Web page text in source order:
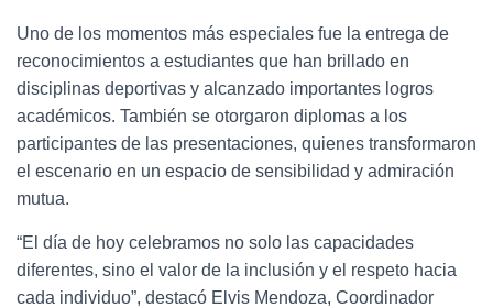
Uno de los momentos más especiales fue la entrega de
reconocimientos a estudiantes que han brillado en
disciplinas deportivas y alcanzado importantes logros
académicos. También se otorgaron diplomas a los
participantes de las presentaciones, quienes transformaron
el escenario en un espacio de sensibilidad y admiración
mutua.
“El día de hoy celebramos no solo las capacidades
diferentes, sino el valor de la inclusión y el respeto hacia
cada individuo”, destacó Elvis Mendoza, Coordinador